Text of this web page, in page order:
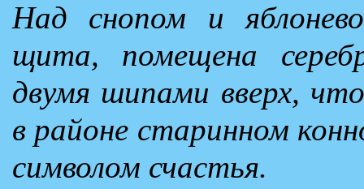
Над снопом и
щита, помещена
двумя шипами вверх,
в районе старинном
символом счастья.